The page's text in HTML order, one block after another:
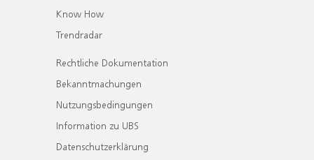
Know How
Trendradar
Rechtliche Dokumentation
Bekanntmachungen
Nutzungsbedingungen
Information zu UBS
Datenschutzerklärung